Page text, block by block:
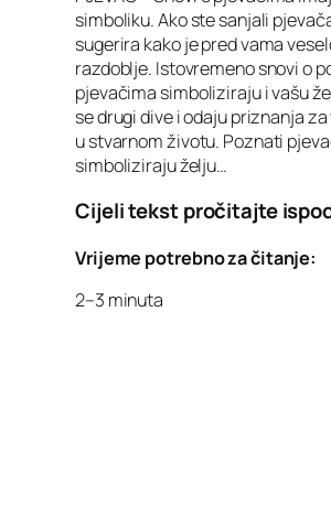
simboliku. Ako ste sanjali
sugerira kako je pred vama
razdoblje. Istovremeno snovi o
pjevačima simboliziraju i vašu
se drugi dive i odaju priznanja
u stvarnom životu. Poznati
simboliziraju želju…
Cijeli tekst pročitajte
Vrijeme potrebno za čitanje:
2–3 minuta